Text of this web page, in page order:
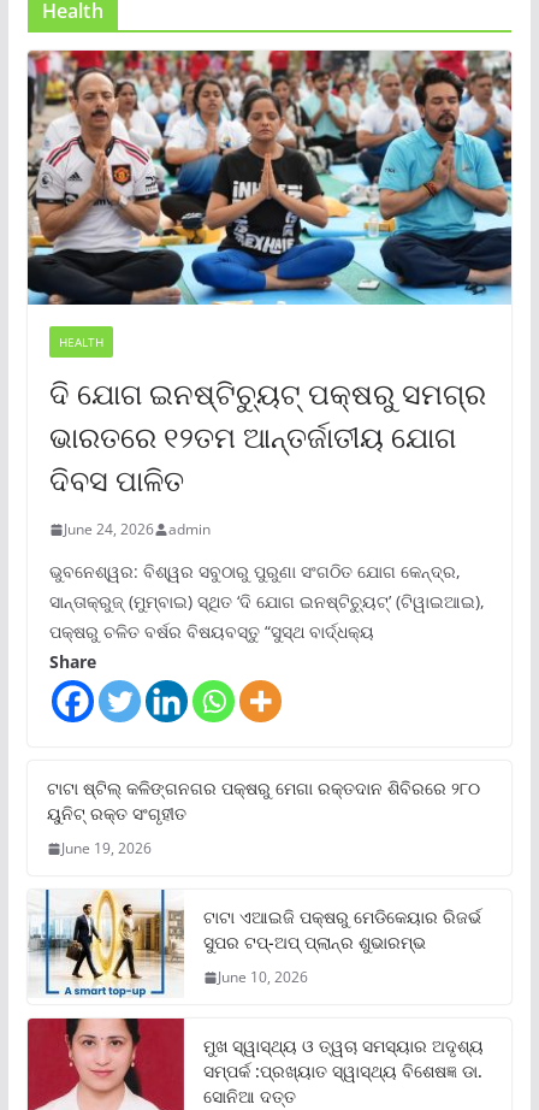
Health
HEALTH
ଦି ଯୋଗ ଇନଷ୍ଟିଚ୍ୟୁଟ୍ ପକ୍ଷରୁ ସମଗ୍ର
ଭାରତରେ ୧୨ତମ ଆନ୍ତର୍ଜାତୀୟ ଯୋଗ
ଦିବସ ପାଳିତ
June 24, 2026 admin
ଭୁବନେଶ୍ୱର: ବିଶ୍ୱର ସବୁଠାରୁ ପୁରୁଣା ସଂଗଠିତ ଯୋଗ କେନ୍ଦ୍ର,
ସାନ୍ତାକ୍ରୁଜ୍ (ମୁମ୍ବାଇ) ସ୍ଥିତ ‘ଦି ଯୋଗ ଇନଷ୍ଟିଚ୍ୟୁଟ୍‌’ (ଟିୱାଇଆଇ),
ପକ୍ଷରୁ ଚଳିତ ବର୍ଷର ବିଷୟବସ୍ତୁ “ସୁସ୍ଥ ବାର୍ଦ୍ଧକ୍ୟ
Share
ଟାଟା ଷ୍ଟିଲ୍‌ କଳିଙ୍ଗନଗର ପକ୍ଷରୁ ମେଗା ରକ୍ତଦାନ ଶିବିରରେ ୨୮୦
ୟୁନିଟ୍‌ ରକ୍ତ ସଂଗୃହୀତ
June 19, 2026
ଟାଟା ଏଆଇଜି ପକ୍ଷରୁ ମେଡିକେୟାର ରିଜର୍ଭ
ସୁପର ଟପ୍‌-ଅପ୍ ପ୍ଲାନ୍‌ର ଶୁଭାରମ୍ଭ
June 10, 2026
ମୁଖ ସ୍ୱାସ୍ଥ୍ୟ ଓ ତ୍ୱଚା ସମସ୍ୟାର ଅଦୃଶ୍ୟ
ସମ୍ପର୍କ :ପ୍ରଖ୍ୟାତ ସ୍ୱାସ୍ଥ୍ୟ ବିଶେଷଜ୍ଞ ଡା.
ସୋନିଆ ଦତ୍ତ